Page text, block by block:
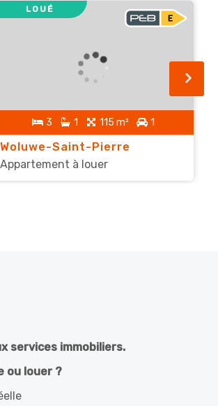
3 1 115 m² 1
LOUÉ
Woluwe-Saint-Pierre
Appartement à louer
services immobiliers.
ou louer ?